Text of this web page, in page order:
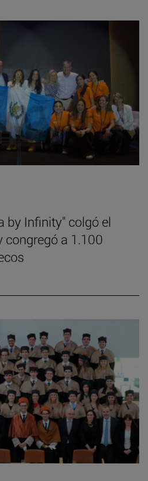
by Infinity" colgó el
congregó a 1.100